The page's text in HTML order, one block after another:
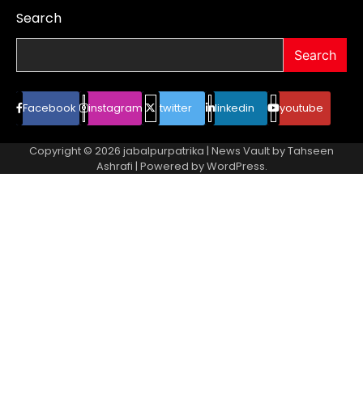
Search
Search
Facebook instagram twitter linkedin youtube
Copyright © 2026 jabalpurpatrika | News Vault byTahseen
Ashrafi | Powered byWordPress.